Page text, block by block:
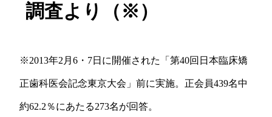
調査より（※）
※2013年2月6・7日に開催された「第40回日本臨床矯
正歯科医会記念東京大会」前に実施。正会員439名中
約62.2％にあたる273名が回答。